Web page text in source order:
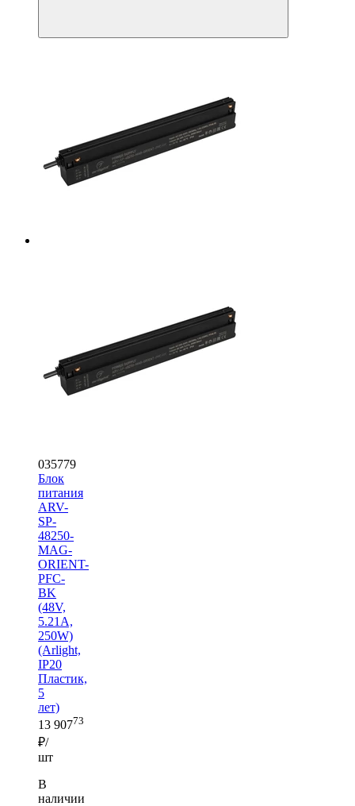
035779
Блок
питания
ARV-
SP-
48250-
MAG-
ORIENT-
PFC-
BK
(48V,
5.21A,
250W)
(Arlight,
IP20
Пластик,
5
лет)
13 90773
₽/
шт
В
наличии